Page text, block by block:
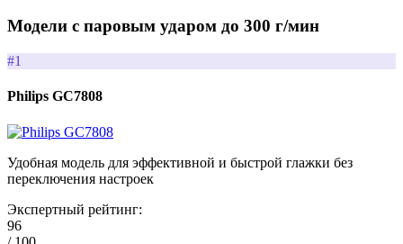
Модели с паровым ударом до 300 г/мин
#1
Philips GC7808
Удобная модель для эффективной и быстрой глажки без
переключения настроек
Экспертный рейтинг:
96